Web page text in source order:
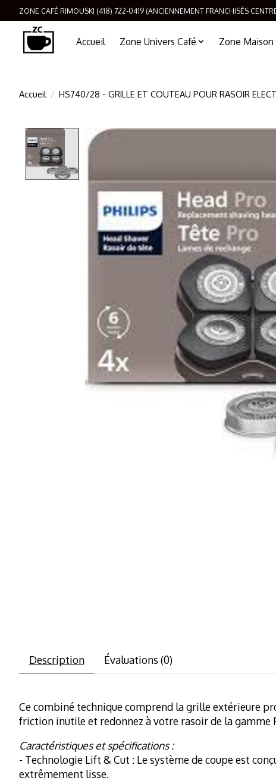
ZONE CAFÉ RIMOUSKI (418) 722-0419 (ANCIENNEMENT FRANCHISÉS
Accueil Zone Univers Café Zone
Accueil / HS740/28 - GRILLE ET COUTEAU POUR RASOIR
Product image slideshow Items
Description Évaluations (0)
Ce combiné technique comprend la grille extérieure
friction inutile et redonnez à votre rasoir de la
Caractéristiques et spécifications :
- Technologie Lift & Cut : Le système de coupe est
extrêmement lisse.